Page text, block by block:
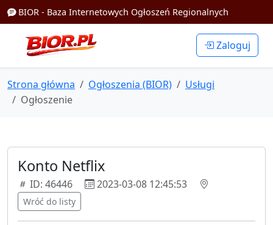
BIOR - Baza Internetowych Ogłoszeń Regionalnych
Zaloguj
Strona główna Ogłoszenia (BIOR)
Usługi
Ogłoszenie
Konto Netflix
ID: 46446 2023-03-08 12:45:53
Wróć do listy